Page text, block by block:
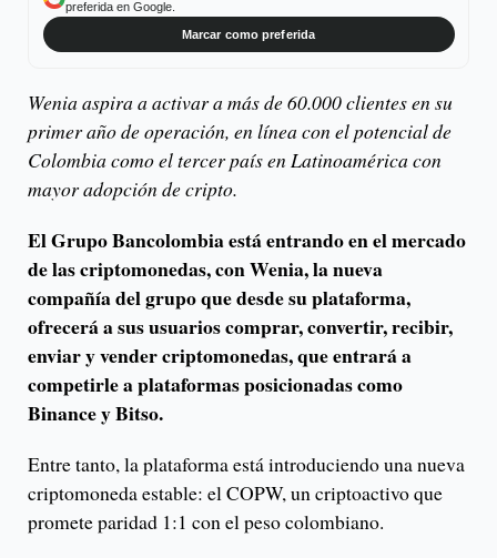
preferida en Google.
Marcar como preferida
Wenia aspira a activar a más de 60.000 clientes en su
primer año de operación, en línea con el potencial de
Colombia como el tercer país en Latinoamérica con
mayor adopción de cripto.
El Grupo Bancolombia está entrando en el mercado
de las criptomonedas, con Wenia, la nueva
compañía del grupo que desde su plataforma,
ofrecerá a sus usuarios comprar, convertir, recibir,
enviar y vender criptomonedas, que entrará a
competirle a plataformas posicionadas como
Binance y Bitso.
Entre tanto, la plataforma está introduciendo una nueva
criptomoneda estable: el COPW, un criptoactivo que
promete paridad 1:1 con el peso colombiano.